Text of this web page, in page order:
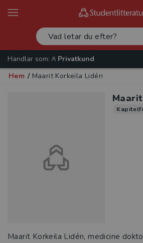
Handlar som:
Privatkund
Hem / Maarit Korkeila Lidén
Maarit Korkeila Lidén, medicine